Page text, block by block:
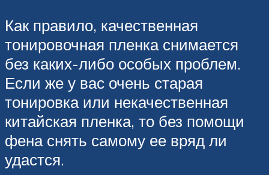
Как правило, качественная
тонировочная пленка снимается
без каких-либо особых проблем.
Если же у вас очень старая
тонировка или некачественная
китайская пленка, то без помощи
фена снять самому ее вряд ли
удастся.